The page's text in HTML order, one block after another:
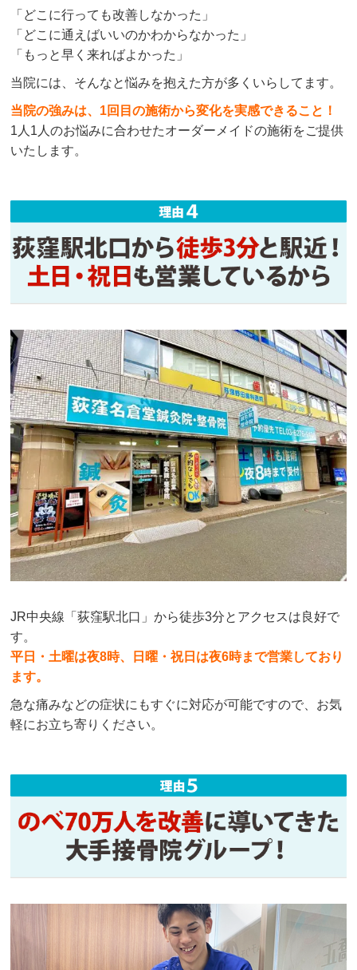
「どこに行っても改善しなかった」
「どこに通えばいいのかわからなかった」
「もっと早く来ればよかった」
当院には、そんなと悩みを抱えた方が多くいらしてます。
当院の強みは、1回目の施術から変化を実感できること！
1人1人のお悩みに合わせたオーダーメイドの施術をご提供
いたします。
JR中央線「荻窪駅北口」から徒歩3分とアクセスは良好で
す。
平日・土曜は夜8時、
日曜・祝日は夜6時まで営業しており
ます。
急な痛みなどの症状にもすぐに対応が可能ですので、お気
軽にお立ち寄りください。